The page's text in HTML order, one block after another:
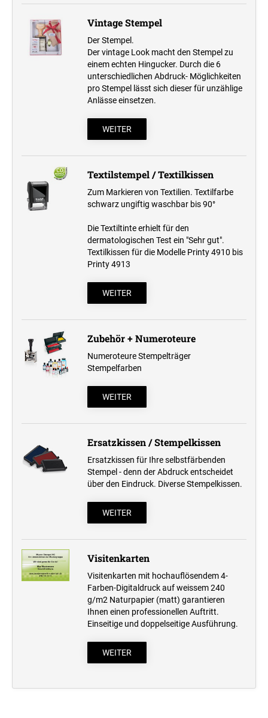
Vintage Stempel
Der Stempel.
Der vintage Look macht den Stempel zu
einem echten Hingucker. Durch die 6
unterschiedlichen Abdruck- Möglichkeiten
pro Stempel lässt sich dieser für unzählige
Anlässe einsetzen.
WEITER
Textilstempel / Textilkissen
Zum Markieren von Textilien. Textilfarbe
schwarz ungiftig waschbar bis 90°
Die Textiltinte erhielt für den
dermatologischen Test ein "Sehr gut".
Textilkissen für die Modelle Printy 4910 bis
Printy 4913
WEITER
Zubehör + Numeroteure
Numeroteure Stempelträger
Stempelfarben
WEITER
Ersatzkissen / Stempelkissen
Ersatzkissen für Ihre selbstfärbenden
Stempel - denn der Abdruck entscheidet
über den Eindruck. Diverse Stempelkissen.
WEITER
Visitenkarten
Visitenkarten mit hochauflösendem 4-
Farben-Digitaldruck auf weissem 240
g/m2 Naturpapier (matt) garantieren
Ihnen einen professionellen Auftritt.
Einseitige und doppelseitige Ausführung.
WEITER